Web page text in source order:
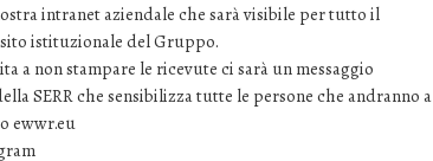
intranet aziendale che sarà visibile per tutto il
istituzionale del Gruppo.
a non stampare le ricevute ci sarà un messaggio
SERR che sensibilizza tutte le persone che andranno a
ewwr.eu